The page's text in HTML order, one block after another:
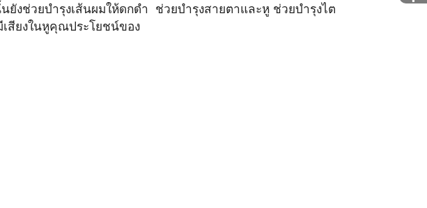
ยังช่วยบำรุงเส้นผมให้ดกดำ ช่วยบำรุงสายตาและหู ช่วยบำรุงไต
สียงในหูคุณประโยชน์ของ